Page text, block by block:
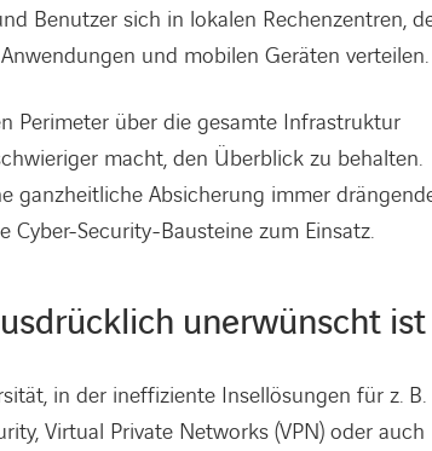
Benutzer sich in lokalen Rechenzentren,
und mobilen Geräten verteilen.
Perimeter über die gesamte Infrastruktur
macht, den Überblick zu behalten.
ganzheitliche Absicherung immer
Security-Bausteine zum Einsatz.
unerwünscht ist
in der ineffiziente Insellösungen für z. B.
Virtual Private Networks (VPN) oder auch